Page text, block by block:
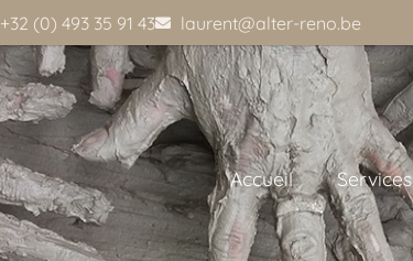
+32 (0) 493 35 91 43 laurent@alter-reno.be
Accueil Services